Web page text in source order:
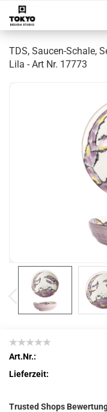
TDS, Saucen-Schale,
Lila - Art Nr. 17773
Art.Nr.:
Lieferzeit:
Trusted Shops